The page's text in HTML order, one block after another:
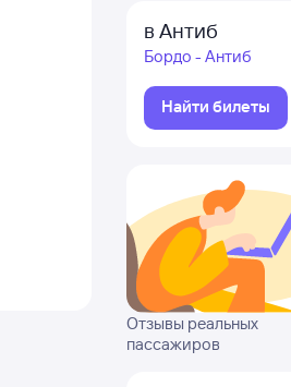
в Антиб
Бордо - Антиб
Найти билеты
Отзывы реальных
пассажиров